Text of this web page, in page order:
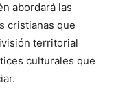
abordará las
cristianas que
territorial
culturales que